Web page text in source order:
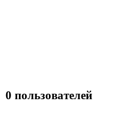
0 пользователей